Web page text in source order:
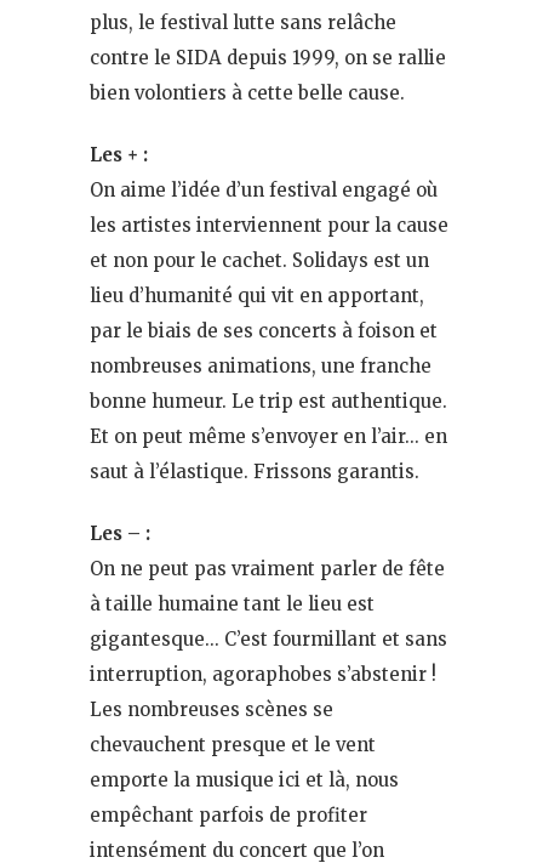
plus, le festival lutte sans relâche
contre le SIDA depuis 1999, on se rallie
bien volontiers à cette belle cause.
Les + :
On aime l’idée d’un festival engagé où
les artistes interviennent pour la cause
et non pour le cachet. Solidays est un
lieu d’humanité qui vit en apportant,
par le biais de ses concerts à foison et
nombreuses animations, une franche
bonne humeur. Le trip est authentique.
Et on peut même s’envoyer en l’air… en
saut à l’élastique. Frissons garantis.
Les – :
On ne peut pas vraiment parler de fête
à taille humaine tant le lieu est
gigantesque… C’est fourmillant et sans
interruption, agoraphobes s’abstenir !
Les nombreuses scènes se
chevauchent presque et le vent
emporte la musique ici et là, nous
empêchant parfois de profiter
intensément du concert que l’on